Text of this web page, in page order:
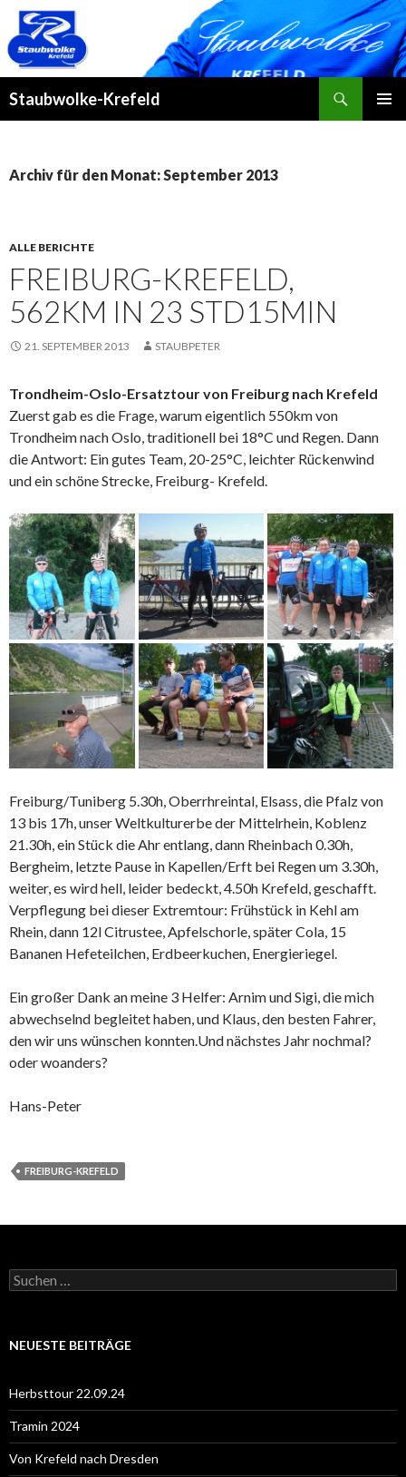
Staubwolke-Krefeld
Archiv für den Monat: September 2013
ALLE BERICHTE
FREIBURG-KREFELD,
562KM IN 23 STD15MIN
21. SEPTEMBER 2013 STAUBPETER
Trondheim-Oslo-Ersatztour von Freiburg nach Krefeld
Zuerst gab es die Frage, warum eigentlich 550km von
Trondheim nach Oslo, traditionell bei 18°C und Regen. Dann
die Antwort: Ein gutes Team, 20-25°C, leichter Rückenwind
und ein schöne Strecke, Freiburg- Krefeld.
Freiburg/Tuniberg 5.30h, Oberrhreintal, Elsass, die Pfalz von
13 bis 17h, unser Weltkulturerbe der Mittelrhein, Koblenz
21.30h, ein Stück die Ahr entlang, dann Rheinbach 0.30h,
Bergheim, letzte Pause in Kapellen/Erft bei Regen um 3.30h,
weiter, es wird hell, leider bedeckt, 4.50h Krefeld, geschafft.
Verpflegung bei dieser Extremtour: Frühstück in Kehl am
Rhein, dann 12l Citrustee, Apfelschorle, später Cola, 15
Bananen Hefeteilchen, Erdbeerkuchen, Energieriegel.
Ein großer Dank an meine 3 Helfer: Arnim und Sigi, die mich
abwechselnd begleitet haben, und Klaus, den besten Fahrer,
den wir uns wünschen konnten.Und nächstes Jahr nochmal?
oder woanders?
Hans-Peter
FREIBURG-KREFELD
S
u
e
a
c
h
:
NEUESTE BEITRÄGE
Herbsttour 22.09.24
Tramin 2024
Von Krefeld nach Dresden